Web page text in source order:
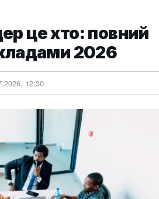
це хто: повний
2026
12:30